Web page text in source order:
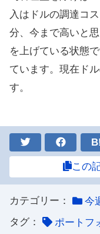
入はドルの調達コ
分、今まで高いと
を上げている状態
ています。現在ド
す。
B!
この
カテゴリー：
今
タグ：
ポートフ